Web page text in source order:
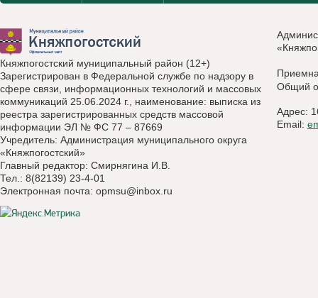
Княжпогостский муниципальный район (12+)
Зарегистрирован в Федеральной службе по надзору в
сфере связи, информационных технологий и массовых
коммуникаций 25.06.2024 г., наименование: выписка из
реестра зарегистрированных средств массовой
информации ЭЛ № ФС 77 – 87669
Учредитель: Администрация муниципального округа
«Княжпогостский»
Главный редактор: Смирнягина И.В.
Тел.: 8(82139) 23-4-01
Электронная почта: opmsu@inbox.ru
Общий
Адрес:
Email: